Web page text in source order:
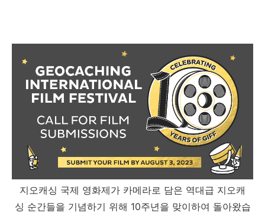
지오캐싱 국제 영화제가 카메라로 담은 역대급 지오캐
싱 순간들을 기념하기 위해 10주년을 맞이하여 돌아왔습